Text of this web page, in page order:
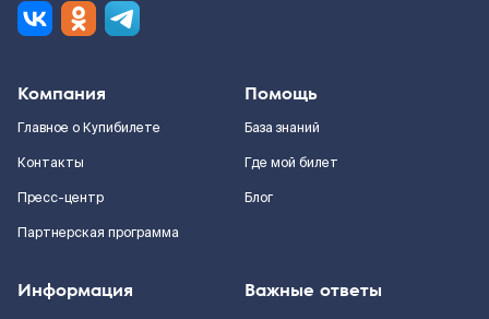
Компания
Главное о Купибилете
Контакты
Пресс-центр
Партнерская программа
Помощь
База знаний
Где мой билет
Блог
Информация Важные ответы